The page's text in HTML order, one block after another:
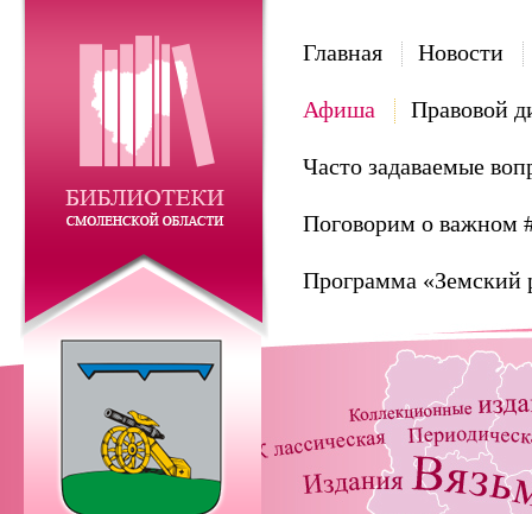
Главная Новости
Афиша Правовой
Часто задаваемые
Поговорим о важном
Программа «Земский